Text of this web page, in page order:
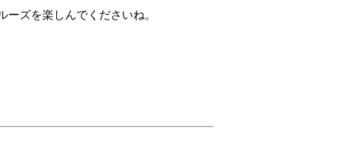
ズを楽しんでくださいね。